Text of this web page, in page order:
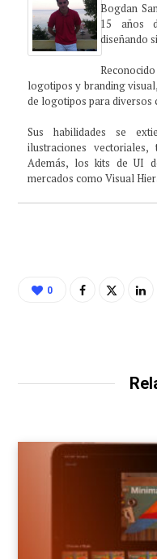
Bogdan
15 años
diseñando
logotipos y branding
de logotipos para diversos
Sus habilidades se
ilustraciones
Además, los kits de UI
mercados como Visual
0